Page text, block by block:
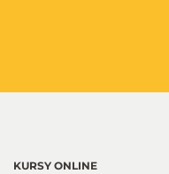
KURSY ONLINE